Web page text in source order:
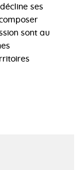
ses
sont au